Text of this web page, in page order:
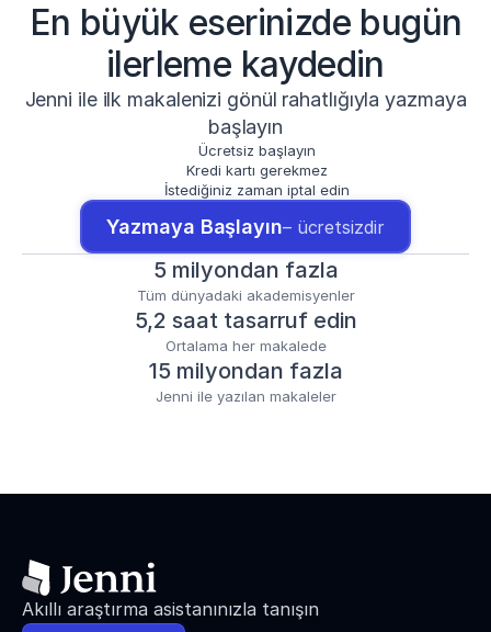
En büyük eserinizde bugün
ilerleme kaydedin
Jenni ile ilk makalenizi gönül rahatlığıyla yazmaya
başlayın
Ücretsiz başlayın
Kredi kartı gerekmez
İstediğiniz zaman iptal edin
Yazmaya Başlayın– ücretsizdir
5 milyondan fazla
Tüm dünyadaki akademisyenler
5,2 saat tasarruf edin
Ortalama her makalede
15 milyondan fazla
Jenni ile yazılan makaleler
Akıllı araştırma asistanınızla tanışın